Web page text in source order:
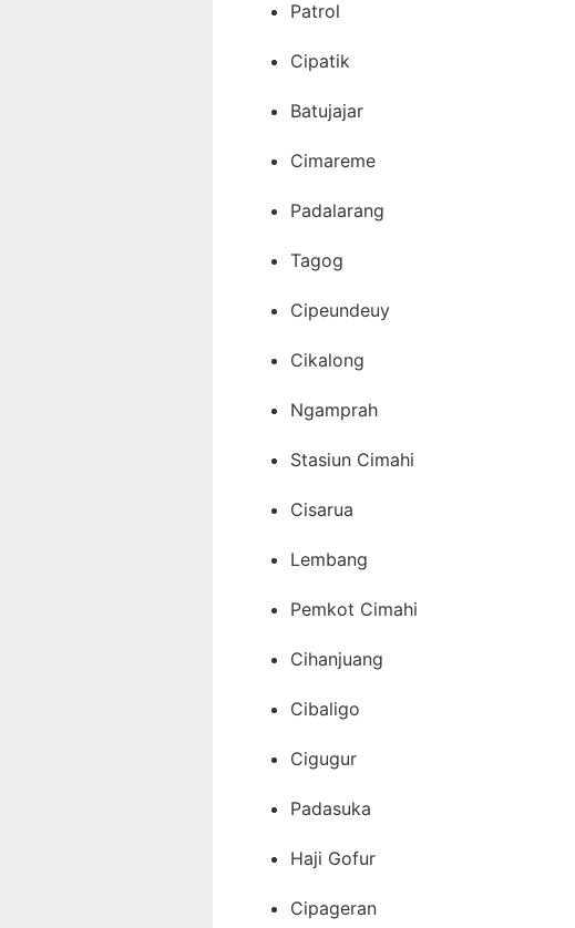
Patrol
Cipatik
Batujajar
Cimareme
Padalarang
Tagog
Cipeundeuy
Cikalong
Ngamprah
Stasiun Cimahi
Cisarua
Lembang
Pemkot Cimahi
Cihanjuang
Cibaligo
Cigugur
Padasuka
Haji Gofur
Cipageran